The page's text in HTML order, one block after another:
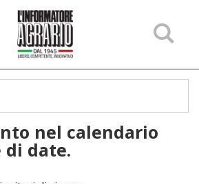
nel calendario
di date.